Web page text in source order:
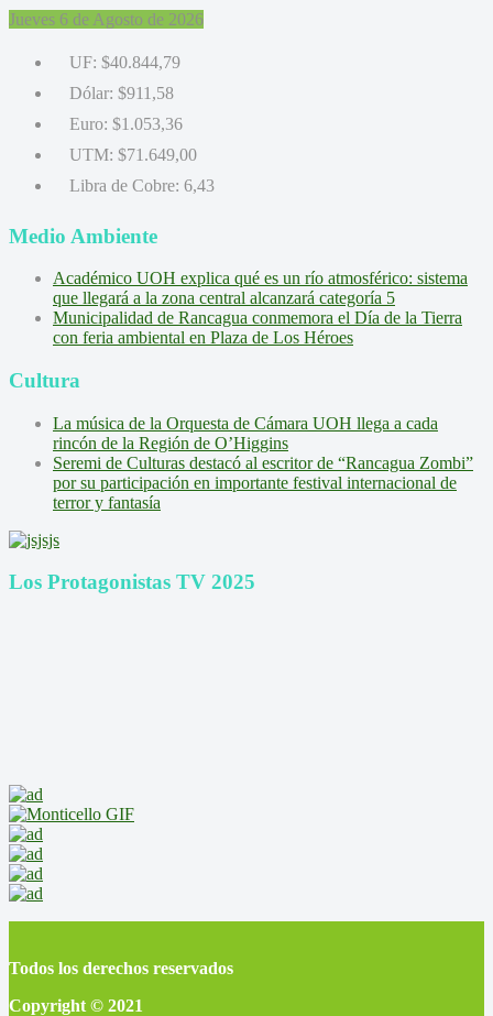
Jueves 6 de Agosto de 2026
UF: $40.844,79
Dólar: $911,58
Euro: $1.053,36
UTM: $71.649,00
Libra de Cobre: 6,43
Medio Ambiente
Académico UOH explica qué es un río atmosférico: sistema
que llegará a la zona central alcanzará categoría 5
Municipalidad de Rancagua conmemora el Día de la Tierra
con feria ambiental en Plaza de Los Héroes
Cultura
La música de la Orquesta de Cámara UOH llega a cada
rincón de la Región de O’Higgins
Seremi de Culturas destacó al escritor de “Rancagua Zombi”
por su participación en importante festival internacional de
terror y fantasía
Los Protagonistas TV 2025
Todos los derechos reservados
Copyright © 2021